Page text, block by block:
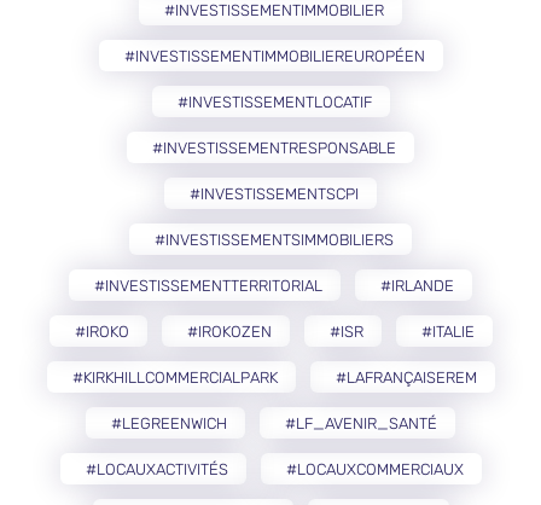
#INVESTISSEMENTIMMOBILIER
#INVESTISSEMENTIMMOBILIEREUROPÉEN
#INVESTISSEMENTLOCATIF
#INVESTISSEMENTRESPONSABLE
#INVESTISSEMENTSCPI
#INVESTISSEMENTSIMMOBILIERS
#INVESTISSEMENTTERRITORIAL #IRLANDE
#IROKO #IROKOZEN #ISR #ITALIE
#KIRKHILLCOMMERCIALPARK #LAFRANÇAISEREM
#LEGREENWICH #LF_AVENIR_SANTÉ
#LOCAUXACTIVITÉS #LOCAUXCOMMERCIAUX